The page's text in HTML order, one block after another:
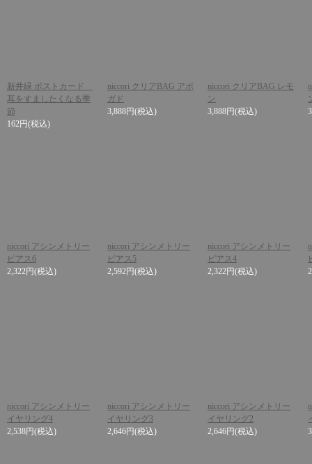
新井緑 ポストカード
耳をすましたくなる季
節
162円(税込)
niccori クリアBAG アボ
ガド
3,888円(税込)
niccori クリアBAG レモ
ン
3,888円(税込)
niccori アシンメトリー
ピアス6
2,322円(税込)
niccori アシンメトリー
ピアス5
2,592円(税込)
niccori アシンメトリー
ピアス4
2,322円(税込)
niccori アシンメトリー
イヤリング4
2,538円(税込)
niccori アシンメトリー
イヤリング3
2,646円(税込)
niccori アシンメトリー
イヤリング2
2,646円(税込)